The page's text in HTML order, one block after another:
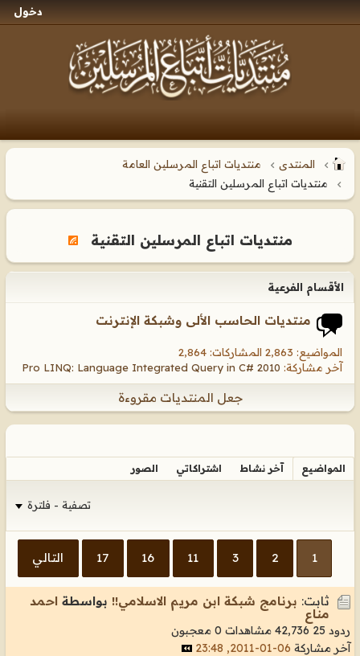
دخول
المنتدى
منتديات اتباع المرسلين العامة
منتديات اتباع المرسلين التقنية
منتديات اتباع المرسلين التقنية
الأقسام الفرعية
منتديات الحاسب الألى وشبكة الإنترنت
المواضيع: 2,863 المشاركات: 2,864
آخر مشاركة: Pro LINQ: Language Integrated Query in C# 2010
جعل المنتديات مقروءة
المواضيع آخر نشاط اشتراكاتي الصور
تصفية - فلترة
1
2
3
11
16
17 التالي
ثابت: برنامج شبكة ابن مريم الاسلامي!! بواسطة احمد
مناع
ردود 25 42,736 مشاهدات
0 معجبون
آخر مشاركة 06-01-2011, 23:48